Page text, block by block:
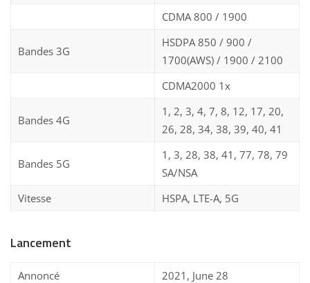
CDMA 800 / 1900
Bandes 3G
HSDPA 850 / 900 /
1700(AWS) / 1900 / 2100
CDMA2000 1x
Bandes 4G
1, 2, 3, 4, 7, 8, 12, 17, 20,
26, 28, 34, 38, 39, 40, 41
Bandes 5G
1, 3, 28, 38, 41, 77, 78, 79
SA/NSA
Vitesse
HSPA, LTE-A, 5G
Lancement
Annoncé 2021, June 28